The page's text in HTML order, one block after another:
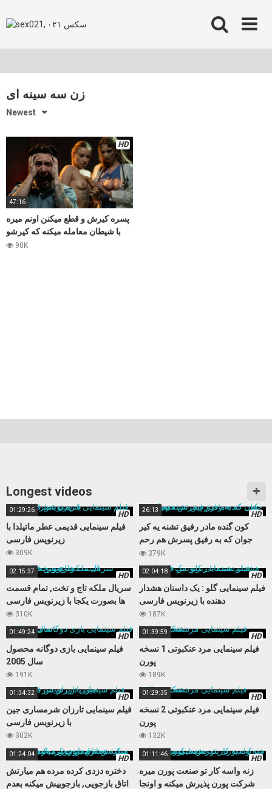
to
زن سه سینه ای
Newest
HD
47:16
پسره کیرش و قطع میکنن اونم میره
با شیطان معامله میکنه که کیرشو
پس بده بعد مرتب شیطان و میکنه
90K
Longest videos
HD
01:29:26
فیلم سینمایی قدیمی عطر ماتیلدا با
زیرنویس فارسی
309K
HD
26:13
کون گنده مادر رفیق تشنه یه کیر
جوان که به رفیق پسرش هم رحم
نمیکنه
379K
HD
02:15:37
سریال ملکه تاج و تخت, تمام قسمت
ها بصورت یکجا با زیرنویس فارسی
310K
HD
02:04:18
فیلم سینمایی گلو : یک داستان هشدار
دهنده با زیرنویس فارسی
187K
HD
01:49:24
فیلم سینمایی بازی دوگانه محصول
سال 2005
191K
HD
01:39:59
فیلم سینمایی مرد عنکبوتی 1 نسخه
پورن
189K
HD
01:34:32
فیلم سینمایی تارزان شرمساری جین
با زیرنویس فارسی
302K
HD
01:29:35
فیلم سینمایی مرد عنکبوتی 2 نسخه
پورن
132K
HD
01:24:04
دختره دزدی کرده مرده هم میارتش
اتاق بازجویی, بازجوییش میکنه بعدم
HD
01:11:46
زنه واسه کار تو صنعت پورن میره
شرکت پورن پذیرش میکنه و اونجا